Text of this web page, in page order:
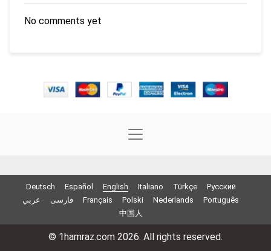
No comments yet
Deutsch Español English Italiano Türkçe
Русский
عربي
فارسی Français Polski Nederlands
Português
中国人
© 1hamraz.com 2026. All rights reserved.